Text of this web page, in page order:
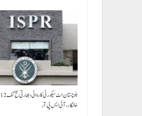
خلنگار،آئی ایس پی آر